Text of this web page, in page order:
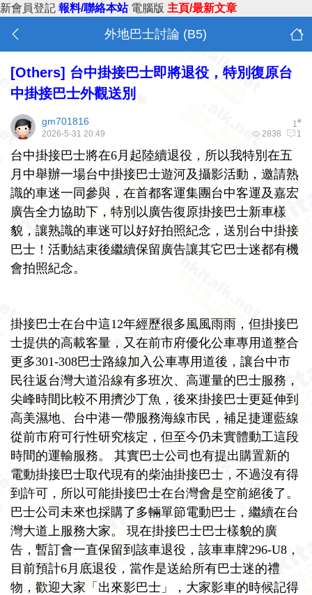
新會員登記 報料/聯絡本站 電腦版 主頁/最新文章
外地巴士討論 (B5)
[Others] 台中掛接巴士即將退役，特別復原台
中掛接巴士外觀送別
1#
gm701816
2838 1
2026-5-31 20:49
台中掛接巴士將在6月起陸續退役，所以我特別在五
月中舉辦一場台中掛接巴士遊河及攝影活動，邀請熟
識的車迷一同參與，在首都客運集團台中客運及嘉宏
廣告全力協助下，特別以廣告復原掛接巴士新車樣
貌，讓熟識的車迷可以好好拍照紀念，送別台中掛接
巴士！活動結束後繼續保留廣告讓其它巴士迷都有機
會拍照紀念。
掛接巴士在台中這12年經歷很多風風雨雨，但掛接巴
士提供的高載客量，又在前市府優化公車專用道整合
更多301-308巴士路線加入公車專用道後，讓台中市
民往返台灣大道沿線有多班次、高運量的 巴士服務，
尖峰時間比較不用擠沙丁魚，後來掛接巴士更延伸到
高美濕地、台中港一帶服務海線市民，補足捷運藍線
從前市府可行性研究核定，但至今仍未實體動工這段
時間的運輸服務。 其實巴士公司 也有提出購置新的
電動掛接巴士取代現有的柴油掛接巴士 ，不過沒有得
到許可，所以可能掛接巴士在台灣會是空前絕後了。
巴士公司未來也採購了多輛單節電動巴士，繼續在台
灣大道上服務大家。 現在掛接巴士巴士樣貌的廣
告，暫訂會一直保留到該車退役，該車車牌296-U8 ，
目前預計6月底退役 ， 當作是送給所有巴士迷的禮
物，歡迎大家「出來影巴士」，大家影車的時候記得